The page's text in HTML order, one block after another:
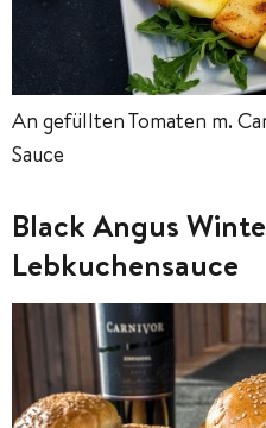
An gefüllten Tomaten m.
Sauce
Black Angus
Lebkuchensauce